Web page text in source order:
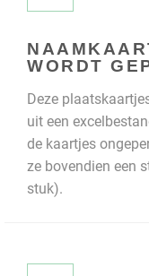
WORDT
Deze
uit een
de kaartjes
ze bovendien een
stuk).